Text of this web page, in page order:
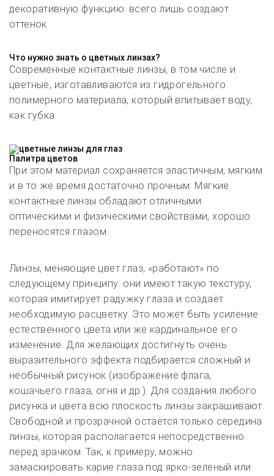
декоративную функцию: всего лишь создают
оттенок.
Что нужно знать о цветных линзах?
Современные контактные линзы, в том числе и
цветные, изготавливаются из гидрогельного
полимерного материала, который впитывает воду,
как губка.
Палитра цветов
При этом материал сохраняется эластичным, мягким
и в то же время достаточно прочным. Мягкие
контактные линзы обладают отличными
оптическими и физическими свойствами, хорошо
переносятся глазом.
Линзы, меняющие цвет глаз, «работают» по
следующему принципу: они имеют такую текстуру,
которая имитирует радужку глаза и создаёт
необходимую расцветку. Это может быть усиление
естественного цвета или же кардинальное его
изменение. Для желающих достигнуть очень
выразительного эффекта подбирается сложный и
необычный рисунок (изображение флага,
кошачьего глаза, огня и др.). Для создания любого
рисунка и цвета всю плоскость линзы закрашивают.
Свободной и прозрачной остаётся только середина
линзы, которая располагается непосредственно
перед зрачком. Так, к примеру, можно
замаскировать карие глаза под ярко-зеленый или